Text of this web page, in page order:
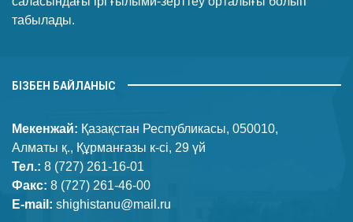
табылады.
БІЗБЕН БАЙЛАНЫС
Мекенжай: Қазақстан Республикасы, 050010,
Алматы қ., Құрманғазы к-сі, 29 үй
Тел.: 8 (727) 261-16-01
Факс: 8 (727) 261-46-00
E-mail: shighistanu@mail.ru